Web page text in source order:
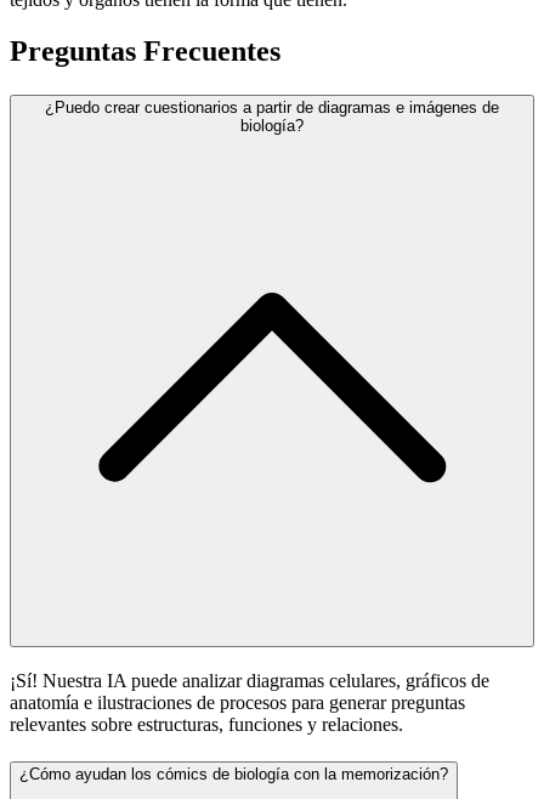
Preguntas Frecuentes
¿Puedo crear cuestionarios a partir de diagramas e imágenes de
biología?
¡Sí! Nuestra IA puede analizar diagramas celulares, gráficos de
anatomía e ilustraciones de procesos para generar preguntas
relevantes sobre estructuras, funciones y relaciones.
¿Cómo ayudan los cómics de biología con la memorización?